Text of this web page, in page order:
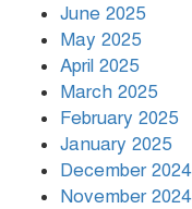
June 2025
May 2025
April 2025
March 2025
February 2025
January 2025
December 2024
November 2024